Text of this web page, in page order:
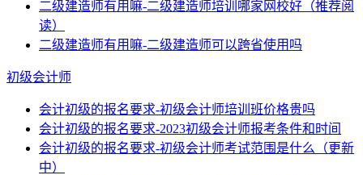
二级建造师有用嘛-二级建造师培训哪家网校好（推荐阅
读）
二级建造师有用嘛-二级建造师可以跨省使用吗
初级会计师
会计初级的报名要求-初级会计师培训班价格贵吗
会计初级的报名要求-2023初级会计师报考条件和时间
会计初级的报名要求-初级会计师考试范围是什么（更新
中）